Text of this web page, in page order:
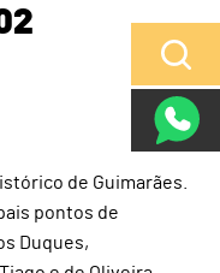
de Guimarães.
pontos de
Duques,